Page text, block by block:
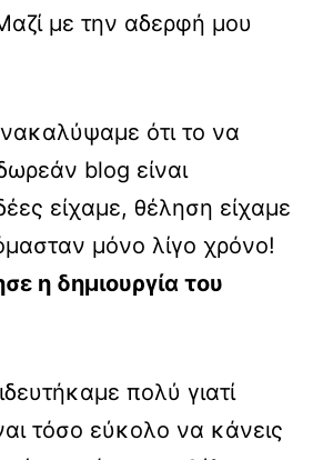
με την αδερφή μου
ότι το να
blog είναι
είχαμε, θέληση είχαμε
μόνο λίγο χρόνο!
η δημιουργία του
πολύ γιατί
τόσο εύκολο να κάνεις